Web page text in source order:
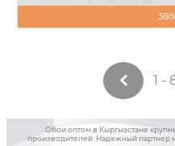
1 -
Обои оптом в Кыргызстане
производителей. Надежный партнер